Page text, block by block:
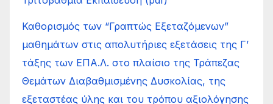
Καθορισμός των “Γραπτώς Εξεταζόμενων”
μαθημάτων στις απολυτήριες εξετάσεις της Γ’
τάξης των ΕΠΑ.Λ. στο πλαίσιο της Τράπεζας
Θεμάτων Διαβαθμισμένης Δυσκολίας, της
εξεταστέας ύλης και του τρόπου αξιολόγησης